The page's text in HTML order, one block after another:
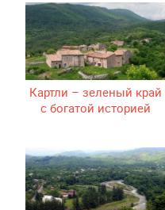
Картли – зеленый край
с богатой историей